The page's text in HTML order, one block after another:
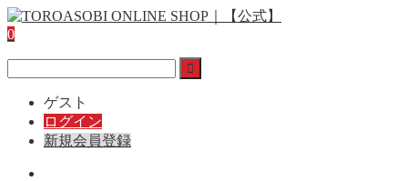
0
ゲスト
ログイン
新規会員登録